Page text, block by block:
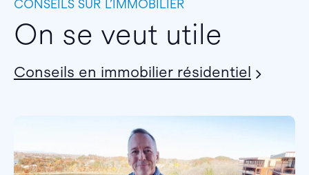
CONSEILS SUR L’IMMOBILIER
On se veut utile
Conseils en immobilier résidentiel